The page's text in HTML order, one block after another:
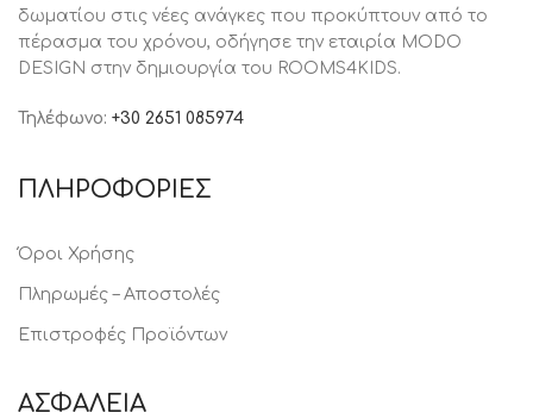
δωματίου στις νέες ανάγκες που προκύπτουν από το
πέρασμα του χρόνου, oδήγησε την εταιρία MODO
DESIGN στην δημιουργία του ROOMS4KIDS.
Τηλέφωνο: +30 2651 085974
ΠΛΗΡΟΦΟΡΙΕΣ
Όροι Χρήσης
Πληρωμές – Αποστολές
Επιστροφές Προϊόντων
ΑΣΦΑΛΕΙΑ